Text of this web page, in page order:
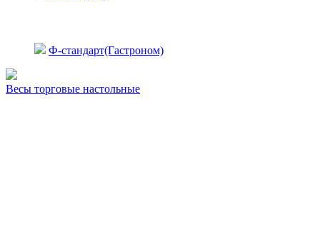
Ф-стандарт(Гастроном)
Весы торговые настольные